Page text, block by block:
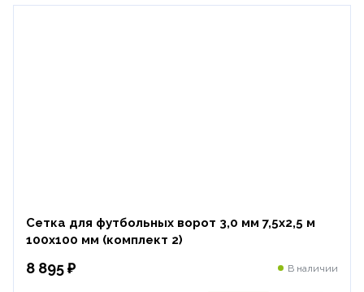
Сетка для футбольных ворот 3,0 мм 7,5х2,5 м
100х100 мм (комплект 2)
8 895 ₽ В наличии